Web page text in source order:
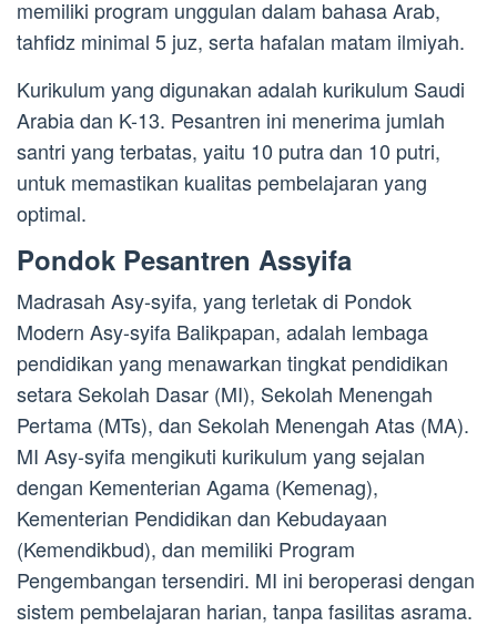
memiliki program unggulan dalam bahasa Arab,
tahfidz minimal 5 juz, serta hafalan matam ilmiyah.
Kurikulum yang digunakan adalah kurikulum Saudi
Arabia dan K-13. Pesantren ini menerima jumlah
santri yang terbatas, yaitu 10 putra dan 10 putri,
untuk memastikan kualitas pembelajaran yang
optimal.
Pondok Pesantren Assyifa
Madrasah Asy-syifa, yang terletak di Pondok
Modern Asy-syifa Balikpapan, adalah lembaga
pendidikan yang menawarkan tingkat pendidikan
setara Sekolah Dasar (MI), Sekolah Menengah
Pertama (MTs), dan Sekolah Menengah Atas (MA).
MI Asy-syifa mengikuti kurikulum yang sejalan
dengan Kementerian Agama (Kemenag),
Kementerian Pendidikan dan Kebudayaan
(Kemendikbud), dan memiliki Program
Pengembangan tersendiri. MI ini beroperasi dengan
sistem pembelajaran harian, tanpa fasilitas asrama.